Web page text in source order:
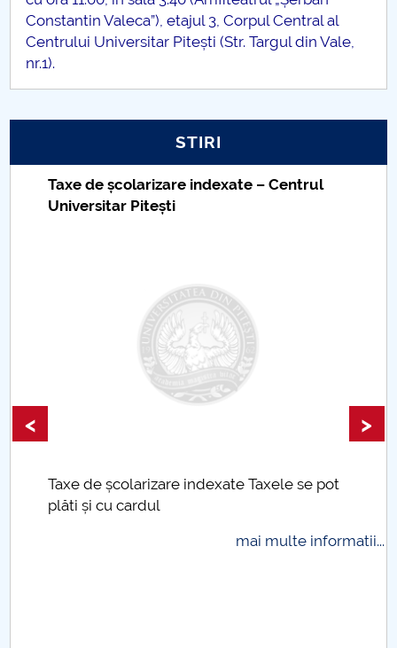
Proiect SU-ETIC
Protecția datelor personale
UNIVERSITATE pentru comunitate
Comisie de etica unversitară
Accesibilitate pentru studenții cu dizabilități
Raportul Conducerii Centrului Universitar Pitești
privind implementarea Planului Operațional 2020-
Parteneri CUP
Chestionar angajabilitate ALUMNI – UPB
Constantin Valeca”), etajul 3, Corpul Central al
Centrului Universitar Pitești (Str. Targul din Vale,
nr.1).
STIRI
Taxe de școlarizare indexate – Centrul
Universitar Pitești
Taxe de școlarizare indexate Taxele se pot
plăti și cu cardul
mai multe informatii...
< >